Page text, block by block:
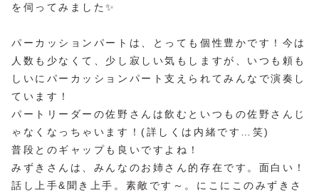
を伺ってみました✨
パーカッションパートは、とっても個性豊かです！今は
人数も少なくて、少し寂しい気もしますが、いつも頼も
しいにパーカッションパート支えられてみんなで演奏し
ています！
パートリーダーの佐野さんは飲むといつもの佐野さんじ
ゃなくなっちゃいます！(詳しくは内緒です…笑)
普段とのギャップも良いですよね！
みずきさんは、みんなのお姉さん的存在です。面白い！
話し上手&聞き上手。素敵です～。にこにこのみずきさ